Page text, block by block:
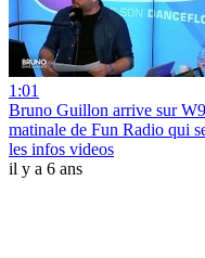
1:01
Bruno Guillon arrive sur
matinale de Fun Radio qui
les infos videos
il y a 6 ans